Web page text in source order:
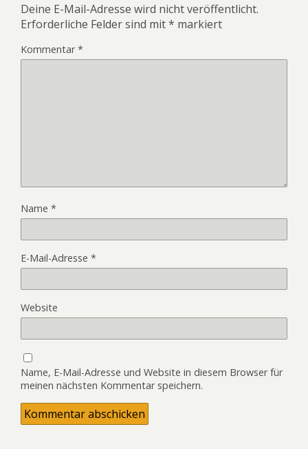
Deine E-Mail-Adresse wird nicht veröffentlicht.
Erforderliche Felder sind mit* markiert
Kommentar*
Name *
E-Mail-Adresse *
Website
Name, E-Mail-Adresse und Website in diesem Browser für
meinen nächsten Kommentar speichern.